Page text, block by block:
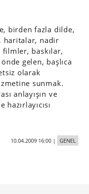
birden fazla dilde,
haritalar, nadir
filmler, baskılar,
gelen, başlıca
olarak
sunmak.
anlayışın ve
10.04.2009 16:00| GENEL